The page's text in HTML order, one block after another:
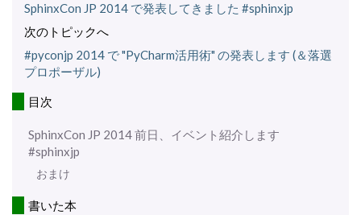
SphinxCon JP 2014 で発表してきました #sphinxjp
次のトピックへ
#pyconjp 2014 で "PyCharm活用術" の発表します (＆落選
プロポーザル)
目次
SphinxCon JP 2014 前日、イベント紹介します
#sphinxjp
おまけ
書いた本